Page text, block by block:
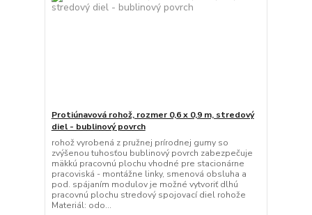
Protiúnavová rohož, rozmer 0,6 x 0,9 m, stredový
diel - bublinový povrch
rohož vyrobená z pružnej prírodnej gumy so
zvýšenou tuhosťou bublinový povrch zabezpečuje
mäkkú pracovnú plochu vhodné pre stacionárne
pracoviská - montážne linky, smenová obsluha a
pod. spájaním modulov je možné vytvoriť dlhú
pracovnú plochu stredový spojovací diel rohože
Materiál: odo...